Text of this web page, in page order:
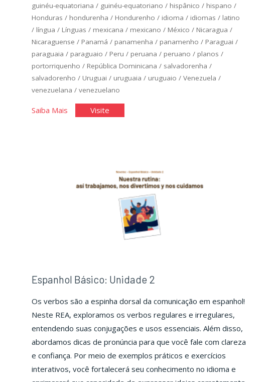
guinéu-equatoriana / guinéu-equatoriano / hispânico / hispano /
Honduras / hondurenha / Hondurenho / idioma / idiomas / latino
/ língua / Línguas / mexicana / mexicano / México / Nicaragua /
Nicaraguense / Panamá / panamenha / panamenho / Paraguai /
paraguaia / paraguaio / Peru / peruana / peruano / planos /
portorriquenho / República Dominicana / salvadorenha /
salvadorenho / Uruguai / uruguaia / uruguaio / Venezuela /
venezuelana / venezuelano
Saiba Mais"Espanhol
Visite"Espanhol
Espanhol Básico: Unidade 2
Os verbos são a espinha dorsal da comunicação em espanhol!
Neste REA, exploramos os verbos regulares e irregulares,
entendendo suas conjugações e usos essenciais. Além disso,
abordamos dicas de pronúncia para que você fale com clareza
e confiança. Por meio de exemplos práticos e exercícios
interativos, você fortalecerá seu conhecimento no idioma e